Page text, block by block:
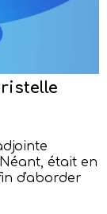
était en
d'aborder